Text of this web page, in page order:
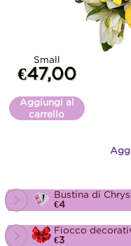
Small
€47,00
Aggiungi al
carrello
Bustina di
€4
Fiocco
€3